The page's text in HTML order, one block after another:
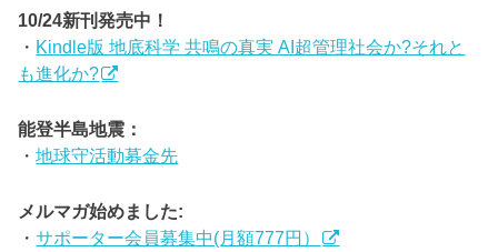
10/24新刊発売中！
・ Kindle版 地底科学 共鳴の真実 AI超管理社会か?それと
も進化か?
能登半島地震：
・地球守活動募金先
メルマガ始めました:
・サポーター会員募集中(月額777円）